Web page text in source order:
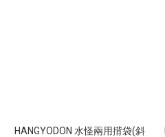
HANGYODON 水怪兩用揹袋(斜